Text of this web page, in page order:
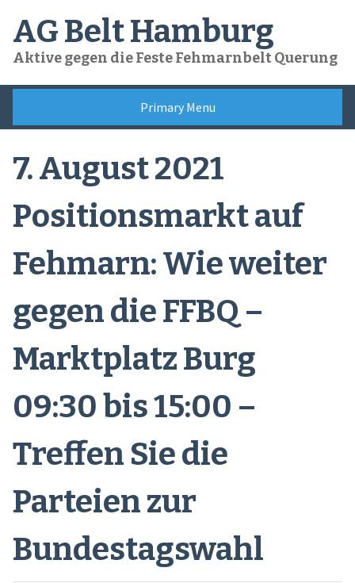
content
AG Belt Hamburg
Aktive gegen die Feste Fehmarnbelt Querung
Primary Menu
7. August 2021
Positionsmarkt auf
Fehmarn: Wie weiter
gegen die FFBQ –
Marktplatz Burg
09:30 bis 15:00 –
Treffen Sie die
Parteien zur
Bundestagswahl